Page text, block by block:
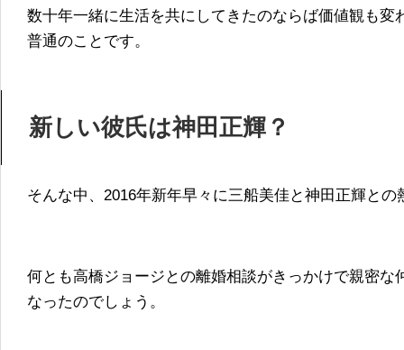
数十年一緒に生活を共にしてきたのならば価値観も変
普通のことです。
新しい彼氏は神田正輝？
そんな中、2016年新年早々に三船美佳と神田正輝と
何とも高橋ジョージとの離婚相談がきっかけで親密な
なったのでしょう。